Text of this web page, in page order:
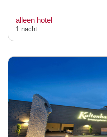
alleen hotel
1 nacht